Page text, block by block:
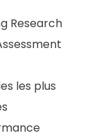
Research
les plus